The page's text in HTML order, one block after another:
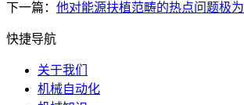
下一篇： 他对能源扶植范畴的热点问题极为
快捷导航
关于我们
机械自动化